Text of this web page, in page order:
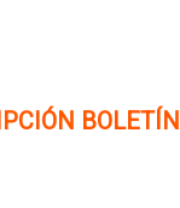
BOLETÍN